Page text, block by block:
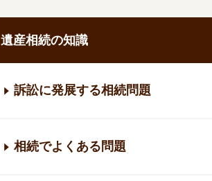
遺産相続の知識
訴訟に発展する相続問題
相続でよくある問題